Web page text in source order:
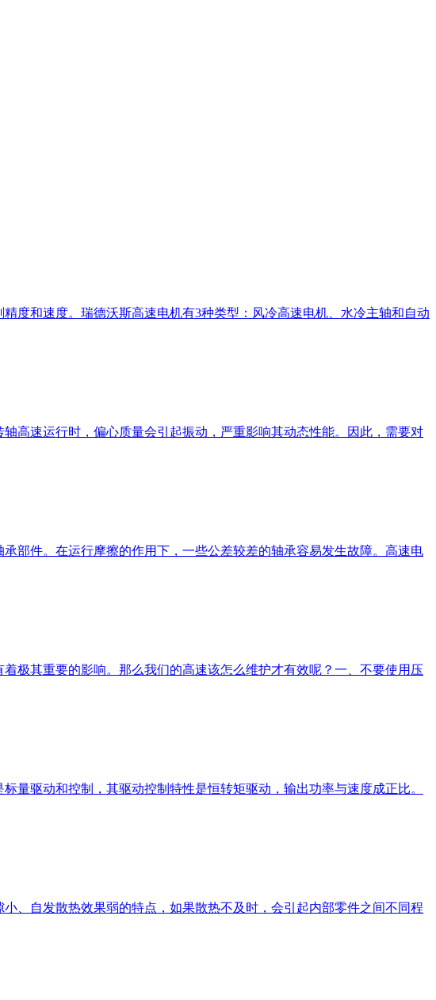
度和速度。瑞德沃斯高速电机有3种类型：风冷高速电机、水冷主轴和自动
高速运行时，偏心质量会引起振动，严重影响其动态性能。因此，需要对
部件。在运行摩擦的作用下，一些公差较差的轴承容易发生故障。高速电
极其重要的影响。那么我们的高速该怎么维护才有效呢？一、不要使用压
量驱动和控制，其驱动控制特性是恒转矩驱动，输出功率与速度成正比。
、自发散热效果弱的特点，如果散热不及时，会引起内部零件之间不同程